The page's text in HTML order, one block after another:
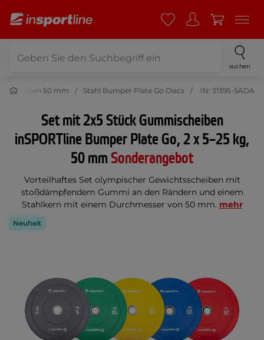
suchen
50 mm Stahl Bumper Plate Go Discs IN: 31395-SADA
Set mit 2x5 Stück Gummischeiben
inSPORTline Bumper Plate Go, 2 x 5–25 kg,
50 mmSonderangebot
Vorteilhaftes Set olympischer Gewichtsscheiben mit
stoßdämpfendem Gummi an den Rändern und einem
Stahlkern mit einem Durchmesser von 50 mm. mehr
Neuheit